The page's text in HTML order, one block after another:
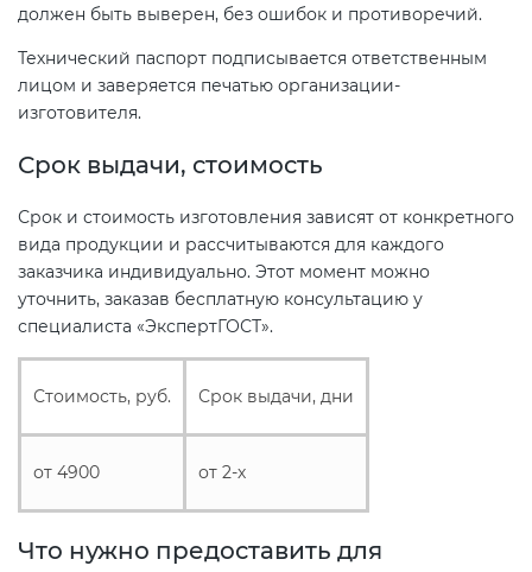
должен быть выверен, без ошибок и противоречий.
Технический паспорт подписывается ответственным
лицом и заверяется печатью организации-
изготовителя.
Срок выдачи, стоимость
Срок и стоимость изготовления зависят от конкретного
вида продукции и рассчитываются для каждого
заказчика индивидуально. Этот момент можно
уточнить, заказав бесплатную консультацию у
специалиста «ЭкспертГОСТ».
Стоимость, руб. Срок выдачи, дни
от 4900 от 2-х
Что нужно предоставить для